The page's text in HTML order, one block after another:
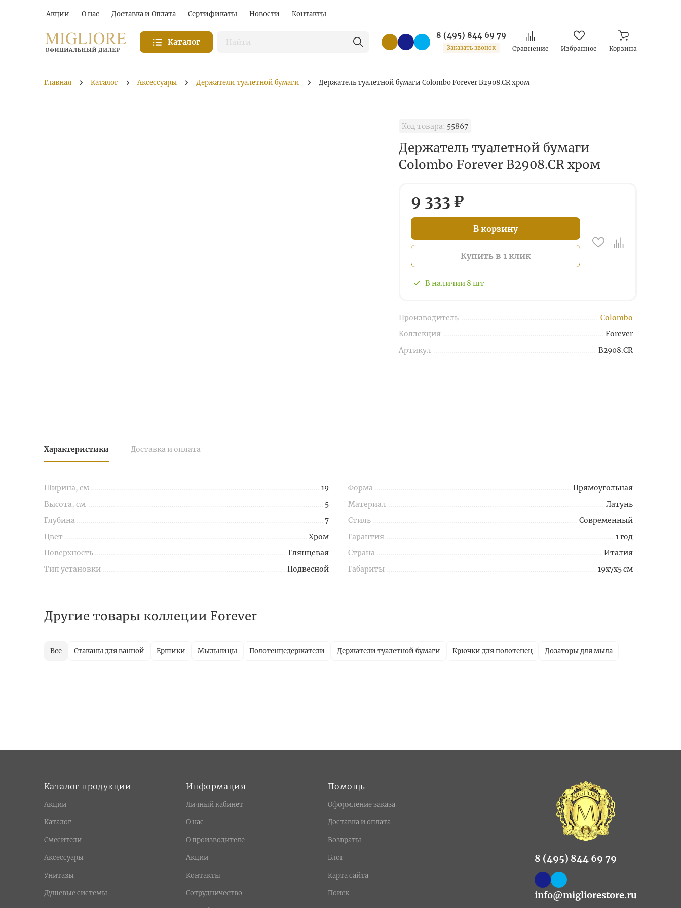
Акции О нас Доставка и Оплата Сертификаты Новости Контакты
Каталог
8 (495) 844 69 79
Заказать звонок Сравнение Избранное Корзина
Главная Каталог Аксессуары Держатели туалетной бумаги Держатель туалетной бумаги Colombo Forever B2908.CR хром
Код товара: 55867
Держатель туалетной бумаги
Colombo Forever B2908.CR хром
9 333 ₽
В корзину
Купить в 1 клик
В наличии 8 шт
Производитель
Colombo
Коллекция
Forever
Артикул
B2908.CR
Характеристики Доставка и оплата
Ширина, см
19
Высота, см
5
Глубина
7
Цвет
Хром
Поверхность
Глянцевая
Тип установки
Подвесной
Форма
Прямоугольная
Материал
Латунь
Стиль
Современный
Гарантия
1 год
Страна
Италия
Габариты
19x7x5 см
Другие товары коллеции Forever
Все Стаканы для ванной Ершики Мыльницы Полотенцедержатели Держатели туалетной бумаги Крючки для полотенец Дозаторы для мыла
Каталог продукции
Акции
Каталог
Смесители
Аксессуары
Унитазы
Душевые системы
Информация
Личный кабинет
О нас
О производителе
Акции
Контакты
Сотрудничество
Помощь
Оформление заказа
Доставка и оплата
Возвраты
Блог
Карта сайта
Поиск
8 (495) 844 69 79
info@migliorestore.ru